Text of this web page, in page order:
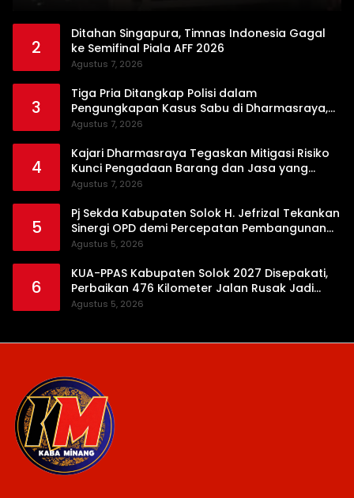
2
Ditahan Singapura, Timnas Indonesia Gagal
ke Semifinal Piala AFF 2026
Agustus 7, 2026
3
Tiga Pria Ditangkap Polisi dalam
Pengungkapan Kasus Sabu di Dharmasraya,
Timbangan Digital hingga Bong Disita
Agustus 7, 2026
4
Kajari Dharmasraya Tegaskan Mitigasi Risiko
Kunci Pengadaan Barang dan Jasa yang
Bersih
Agustus 7, 2026
5
Pj Sekda Kabupaten Solok H. Jefrizal Tekankan
Sinergi OPD demi Percepatan Pembangunan
Daerah
Agustus 5, 2026
6
KUA-PPAS Kabupaten Solok 2027 Disepakati,
Perbaikan 476 Kilometer Jalan Rusak Jadi
Prioritas
Agustus 5, 2026